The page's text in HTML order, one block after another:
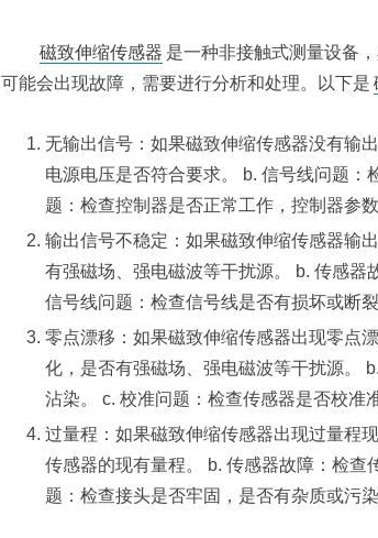
磁致伸缩传感器 是一种非接触式测量设备
可能会出现故障，需要进行分析和处理。以下是
无输出信号：如果磁致伸缩传感器没有输
电源电压是否符合要求。 b. 信号线问题：
题：检查控制器是否正常工作，控制器参
输出信号不稳定：如果磁致伸缩传感器输
有强磁场、强电磁波等干扰源。 b. 传感器
信号线问题：检查信号线是否有损坏或断
零点漂移：如果磁致伸缩传感器出现零点
化，是否有强磁场、强电磁波等干扰源。
沾染。 c. 校准问题：检查传感器是否校准
过量程：如果磁致伸缩传感器出现过量程
传感器的现有量程。 b. 传感器故障：检查
题：检查接头是否牢固，是否有杂质或污染